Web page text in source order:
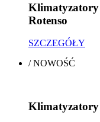
Klimatyzatory
Rotenso
SZCZEGÓŁY
/NOWOŚĆ
Klimatyzatory